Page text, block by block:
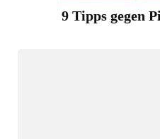
9 Tipps gegen